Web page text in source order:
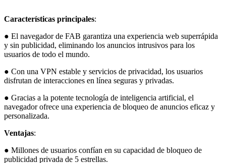
Características principales:
● El navegador de FAB garantiza una experiencia web superrápida
y sin publicidad, eliminando los anuncios intrusivos para los
usuarios de todo el mundo.
● Con una VPN estable y servicios de privacidad, los usuarios
disfrutan de interacciones en línea seguras y privadas.
● Gracias a la potente tecnología de inteligencia artificial, el
navegador ofrece una experiencia de bloqueo de anuncios eficaz y
personalizada.
Ventajas:
● Millones de usuarios confían en su capacidad de bloqueo de
publicidad privada de 5 estrellas.